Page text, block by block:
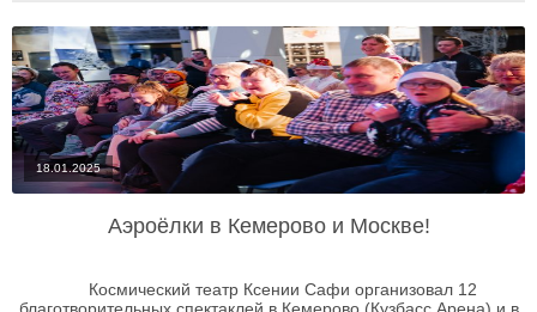
18.01.2025
Аэроёлки в Кемерово и Москве!
Космический театр Ксении Сафи организовал 12